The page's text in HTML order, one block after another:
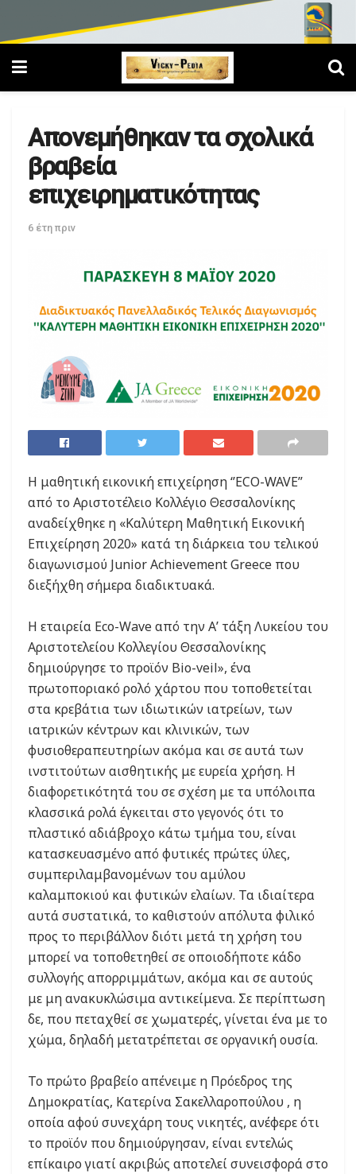
Απονεμήθηκαν τα σχολικά
βραβεία
επιχειρηματικότητας
6 έτη πριν
Η μαθητική εικονική επιχείρηση ‘’ΕCO-WAVE”
από το Aριστοτέλειο Κολλέγιο Θεσσαλονίκης
αναδείχθηκε η «Καλύτερη Μαθητική Εικονική
Επιχείρηση 2020» κατά τη διάρκεια του τελικού
διαγωνισμού Junior Achievement Greece που
διεξήχθη σήμερα διαδικτυακά.
Η εταιρεία Eco-Wave από την Α’ τάξη Λυκείου του
Αριστοτελείου Κολλεγίου Θεσσαλονίκης
δημιούργησε το προϊόν Bio-veil», ένα
πρωτοποριακό ρολό χάρτου που τοποθετείται
στα κρεβάτια των ιδιωτικών ιατρείων, των
ιατρικών κέντρων και κλινικών, των
φυσιοθεραπευτηρίων ακόμα και σε αυτά των
ινστιτούτων αισθητικής με ευρεία χρήση. Η
διαφορετικότητά του σε σχέση με τα υπόλοιπα
κλασσικά ρολά έγκειται στο γεγονός ότι το
πλαστικό αδιάβροχο κάτω τμήμα του, είναι
κατασκευασμένο από φυτικές πρώτες ύλες,
συμπεριλαμβανομένων του αμύλου
καλαμποκιού και φυτικών ελαίων. Τα ιδιαίτερα
αυτά συστατικά, το καθιστούν απόλυτα φιλικό
προς το περιβάλλον διότι μετά τη χρήση του
μπορεί να τοποθετηθεί σε οποιοδήποτε κάδο
συλλογής απορριμμάτων, ακόμα και σε αυτούς
με μη ανακυκλώσιμα αντικείμενα. Σε περίπτωση
δε, που πεταχθεί σε χωματερές, γίνεται ένα με το
χώμα, δηλαδή μετατρέπεται σε οργανική ουσία.
Το πρώτο βραβείο απένειμε η Πρόεδρος της
Δημοκρατίας, Κατερίνα Σακελλαροπούλου , η
οποία αφού συνεχάρη τους νικητές, ανέφερε ότι
το προϊόν που δημιούργησαν, είναι εντελώς
επίκαιρο γιατί ακριβώς αποτελεί συνεισφορά στο